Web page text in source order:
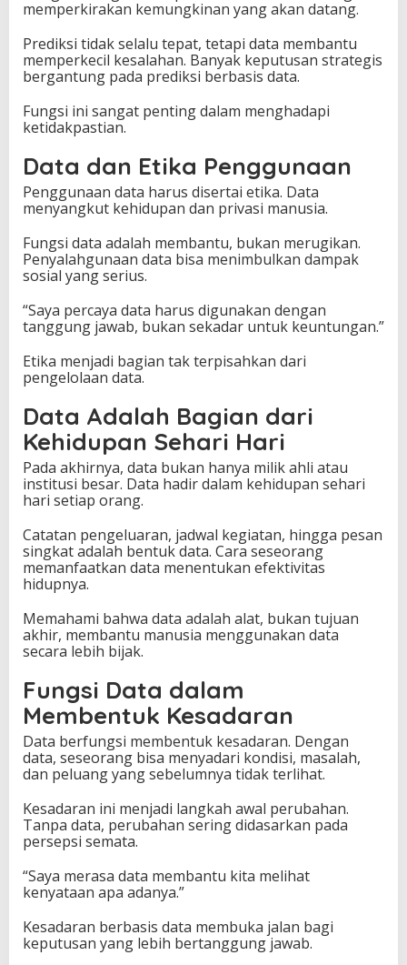
memperkirakan kemungkinan yang akan datang.
Prediksi tidak selalu tepat, tetapi data membantu
memperkecil kesalahan. Banyak keputusan strategis
bergantung pada prediksi berbasis data.
Fungsi ini sangat penting dalam menghadapi
ketidakpastian.
Data dan Etika Penggunaan
Penggunaan data harus disertai etika. Data
menyangkut kehidupan dan privasi manusia.
Fungsi data adalah membantu, bukan merugikan.
Penyalahgunaan data bisa menimbulkan dampak
sosial yang serius.
“Saya percaya data harus digunakan dengan
tanggung jawab, bukan sekadar untuk keuntungan.”
Etika menjadi bagian tak terpisahkan dari
pengelolaan data.
Data Adalah Bagian dari
Kehidupan Sehari Hari
Pada akhirnya, data bukan hanya milik ahli atau
institusi besar. Data hadir dalam kehidupan sehari
hari setiap orang.
Catatan pengeluaran, jadwal kegiatan, hingga pesan
singkat adalah bentuk data. Cara seseorang
memanfaatkan data menentukan efektivitas
hidupnya.
Memahami bahwa data adalah alat, bukan tujuan
akhir, membantu manusia menggunakan data
secara lebih bijak.
Fungsi Data dalam
Membentuk Kesadaran
Data berfungsi membentuk kesadaran. Dengan
data, seseorang bisa menyadari kondisi, masalah,
dan peluang yang sebelumnya tidak terlihat.
Kesadaran ini menjadi langkah awal perubahan.
Tanpa data, perubahan sering didasarkan pada
persepsi semata.
“Saya merasa data membantu kita melihat
kenyataan apa adanya.”
Kesadaran berbasis data membuka jalan bagi
keputusan yang lebih bertanggung jawab.